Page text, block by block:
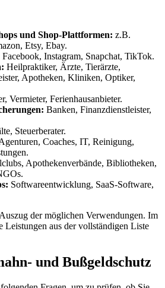
und Shop-Plattformen: z.B.
Etsy, Ebay.
Instagram, Snapchat, TikTok.
Heilpraktiker, Ärzte, Tierärzte,
Apotheken, Kliniken, Optiker,
Vermieter, Ferienhausanbieter.
Banken, Finanzdienstleister,
Steuerberater.
Coaches, IT, Reinigung,
Apothekenverbände, Bibliotheken,
Softwareentwicklung, SaaS-Software,
der möglichen Verwendungen. Im
Leistungen aus der vollständigen Liste
und Bußgeldschutz